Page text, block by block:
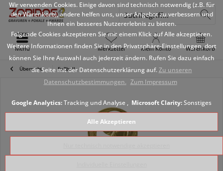
Warenkorb
Merkzettel Mein Konto
Menü
Übersicht Fußball
Wir verwenden Cookies. Einige davon sind technisch notwendig (z.B. für
den Warenkorb), andere helfen uns, unser Angebot zu verbessern und
Ihnen ein besseres Nutzererlebnis zu bieten.
Folgende Cookies akzeptieren Sie mit einem Klick auf Alle akzeptieren.
Weitere Informationen finden Sie in den Privatsphäre-Einstellungen, dort
können Sie Ihre Auswahl auch jederzeit ändern. Rufen Sie dazu einfach
die Seite mit der Datenschutzerklärung auf.Zu unseren
Datenschutzbestimmungen. Zum Impressum
Google Analytics:Tracking und Analyse , Microsoft Clarity:Sonstiges
Alle Akzeptieren